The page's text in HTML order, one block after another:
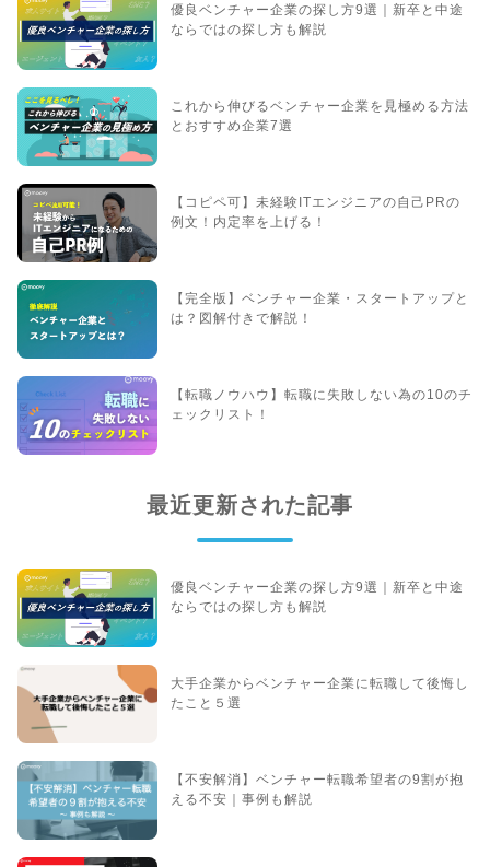
優良ベンチャー企業の探し方9選｜新卒と中途
ならではの探し方も解説
これから伸びるベンチャー企業を見極める方法
とおすすめ企業7選
【コピペ可】未経験ITエンジニアの自己PRの
例文！内定率を上げる！
【完全版】ベンチャー企業・スタートアップと
は？図解付きで解説！
【転職ノウハウ】転職に失敗しない為の10のチ
ェックリスト！
最近更新された記事
優良ベンチャー企業の探し方9選｜新卒と中途
ならではの探し方も解説
大手企業からベンチャー企業に転職して後悔し
たこと５選
【不安解消】ベンチャー転職希望者の9割が抱
える不安｜事例も解説